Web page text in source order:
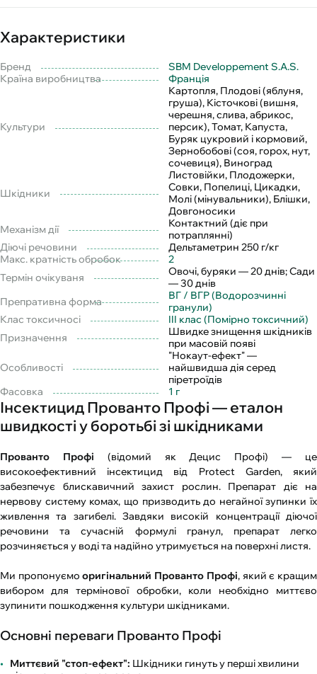
Характеристики
Бренд
SBM Developpement S.A.S.
Країна виробництва
Франція
Культури
Картопля, Плодові (яблуня,
груша), Кісточкові (вишня,
черешня, слива, абрикос,
персик), Томат, Капуста,
Буряк цукровий і кормовий,
Зернобобові (соя, горох, нут,
сочевиця), Виноград
Шкідники
Листовійки, Плодожерки,
Совки, Попелиці, Цикадки,
Молі (мінувальники), Блішки,
Довгоносики
Механізм дії
Контактний (діє при
потраплянні)
Діючі речовини
Дельтаметрин 250 г/кг
Макс. кратність обробок
2
Термін очікуваня
Овочі, буряки — 20 днів; Сади
— 30 днів
Препративна форма
ВГ / ВГР (Водорозчинні
гранули)
Клас токсичносі
III клас (Помірно токсичний)
Призначення
Швидке знищення шкідників
при масовій появі
Особливості
"Нокаут-ефект" —
найшвидша дія серед
піретроїдів
Фасовка
1 г
Інсектицид Прованто Профі — еталон
швидкості у боротьбі зі шкідниками
Прованто Профі (відомий як Децис Профі) — це
високоефективний інсектицид від Protect Garden, який
забезпечує блискавичний захист рослин. Препарат діє на
нервову систему комах, що призводить до негайної зупинки їх
живлення та загибелі. Завдяки високій концентрації діючої
речовини та сучасній формулі гранул, препарат легко
розчиняється у воді та надійно утримується на поверхні листя.
Ми пропонуємооригінальний Прованто Профі, який є кращим
вибором для термінової обробки, коли необхідно миттєво
зупинити пошкодження культури шкідниками.
Основні переваги Прованто Профі
Миттєвий "стоп-ефект": Шкідники гинуть у перші хвилини